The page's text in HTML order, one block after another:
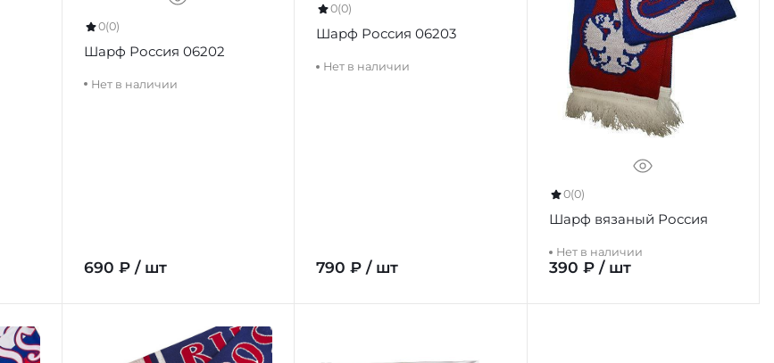
0(0)
Шарф Россия 06202
Нет в наличии
690 ₽ / шт
0(0)
Шарф Россия 06203
Нет в наличии
790 ₽ / шт
0(0)
Шарф вязаный Россия
Нет в наличии
390 ₽ / шт